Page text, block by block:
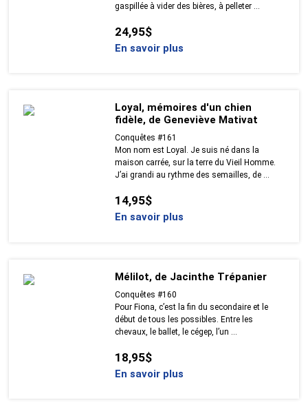
gaspillée à vider des bières, à pelleter ...
24,95$
En savoir plus
Loyal, mémoires d'un chien
fidèle, de Geneviève Mativat
Conquêtes #161
Mon nom est Loyal. Je suis né dans la
maison carrée, sur la terre du Vieil Homme.
J’ai grandi au rythme des semailles, de ...
14,95$
En savoir plus
Mélilot, de Jacinthe Trépanier
Conquêtes #160
Pour Fiona, c’est la fin du secondaire et le
début de tous les possibles. Entre les
chevaux, le ballet, le cégep, l’un ...
18,95$
En savoir plus